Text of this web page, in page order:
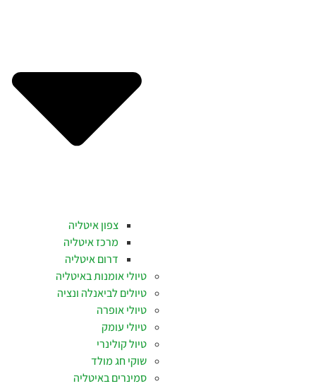
צפון איטליה
מרכז איטליה
דרום איטליה
טיולי אומנות באיטליה
טיולים לביאנלה ונציה
טיולי אופרה
טיולי עומק
טיול קולינרי
שוקי חג מולד
סמינרים באיטליה